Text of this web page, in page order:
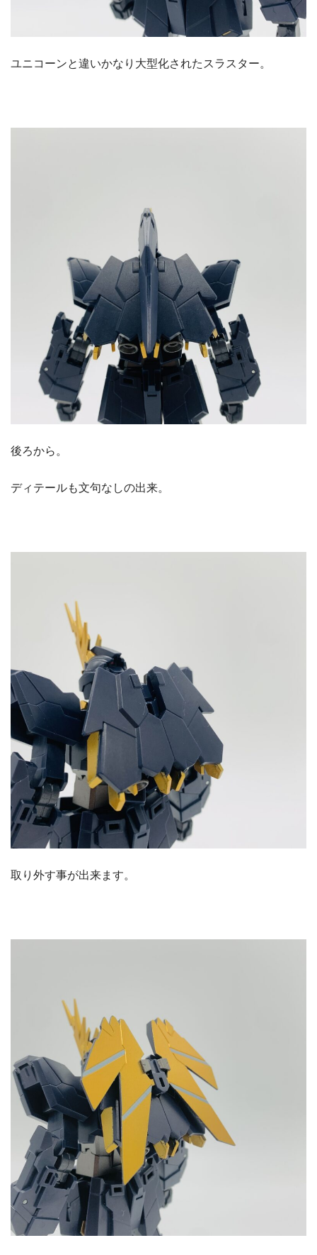
ユニコーンと違いかなり大型化されたスラスター。
後ろから。
ディテールも文句なしの出来。
取り外す事が出来ます。